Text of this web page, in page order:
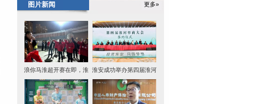
图片新闻 更多»
浪你马淮超开赛在即，淮
安区队
淮安成功举办第四届淮河
华商大